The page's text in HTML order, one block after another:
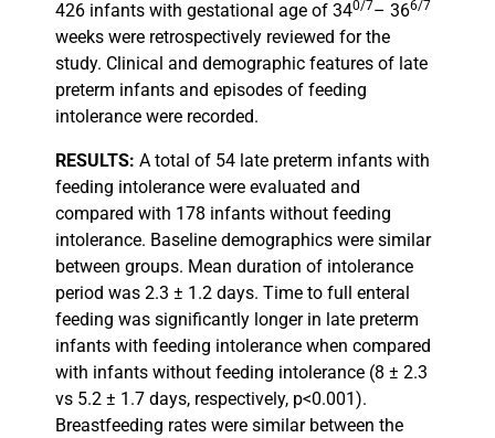
426 infants with gestational age of 340/7– 366/7
weeks were retrospectively reviewed for the
study. Clinical and demographic features of late
preterm infants and episodes of feeding
intolerance were recorded.
RESULTS: A total of 54 late preterm infants with
feeding intolerance were evaluated and
compared with 178 infants without feeding
intolerance. Baseline demographics were similar
between groups. Mean duration of intolerance
period was 2.3 ± 1.2 days. Time to full enteral
feeding was significantly longer in late preterm
infants with feeding intolerance when compared
with infants without feeding intolerance (8 ± 2.3
vs 5.2 ± 1.7 days, respectively, p<0.001).
Breastfeeding rates were similar between the